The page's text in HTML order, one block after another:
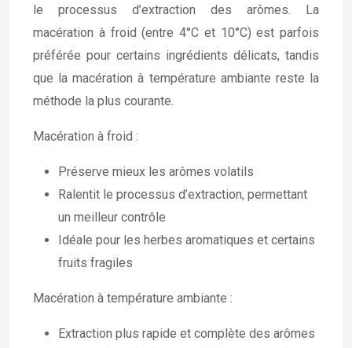
le processus d’extraction des arômes. La
macération à froid (entre 4°C et 10°C) est parfois
préférée pour certains ingrédients délicats, tandis
que la macération à température ambiante reste la
méthode la plus courante.
Macération à froid :
Préserve mieux les arômes volatils
Ralentit le processus d’extraction, permettant
un meilleur contrôle
Idéale pour les herbes aromatiques et certains
fruits fragiles
Macération à température ambiante :
Extraction plus rapide et complète des arômes